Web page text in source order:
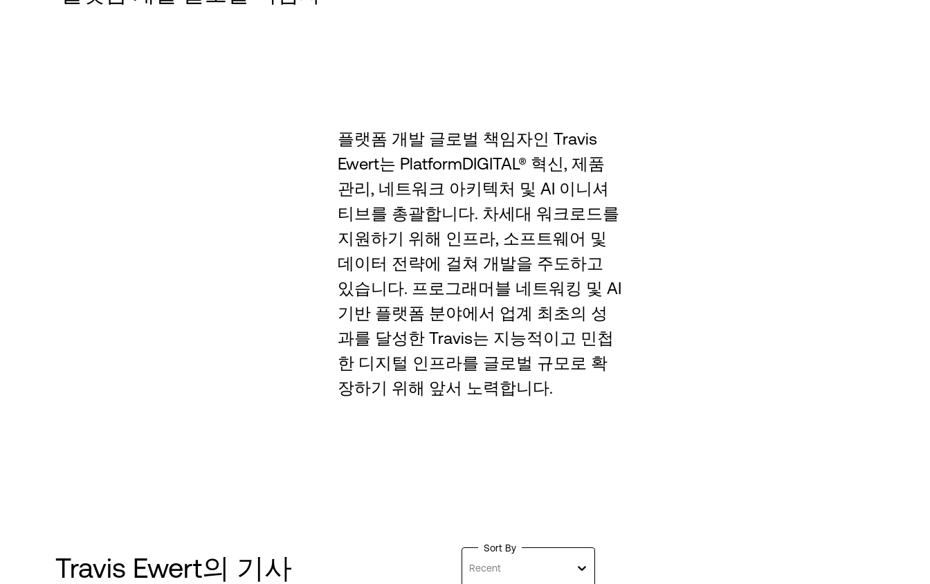
플랫폼 개발 글로벌 책임자인 Travis
Ewert는 PlatformDIGITAL® 혁신, 제품
관리, 네트워크 아키텍처 및 AI 이니셔
티브를 총괄합니다. 차세대 워크로드를
지원하기 위해 인프라, 소프트웨어 및
데이터 전략에 걸쳐 개발을 주도하고
있습니다. 프로그래머블 네트워킹 및 AI
기반 플랫폼 분야에서 업계 최초의 성
과를 달성한 Travis는 지능적이고 민첩
한 디지털 인프라를 글로벌 규모로 확
장하기 위해 앞서 노력합니다.
Travis Ewert의 기사
Sort By
Recent